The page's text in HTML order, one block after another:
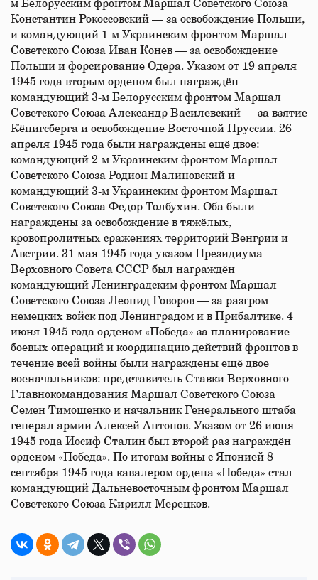
м Белорусским фронтом Маршал Советского Союза
Константин Рокоссовский — за освобождение Польши,
и командующий 1-м Украинским фронтом Маршал
Советского Союза Иван Конев — за освобождение
Польши и форсирование Одера. Указом от 19 апреля
1945 года вторым орденом был награждён
командующий 3-м Белорусским фронтом Маршал
Советского Союза Александр Василевский — за взятие
Кёнигсберга и освобождение Восточной Пруссии. 26
апреля 1945 года были награждены ещё двое:
командующий 2-м Украинским фронтом Маршал
Советского Союза Родион Малиновский и
командующий 3-м Украинским фронтом Маршал
Советского Союза Федор Толбухин. Оба были
награждены за освобождение в тяжёлых,
кровопролитных сражениях территорий Венгрии и
Австрии. 31 мая 1945 года указом Президиума
Верховного Совета СССР был награждён
командующий Ленинградским фронтом Маршал
Советского Союза Леонид Говоров — за разгром
немецких войск под Ленинградом и в Прибалтике. 4
июня 1945 года орденом «Победа» за планирование
боевых операций и координацию действий фронтов в
течение всей войны были награждены ещё двое
военачальников: представитель Ставки Верховного
Главнокомандования Маршал Советского Союза
Семен Тимошенко и начальник Генерального штаба
генерал армии Алексей Антонов. Указом от 26 июня
1945 года Иосиф Сталин был второй раз награждён
орденом «Победа». По итогам войны с Японией 8
сентября 1945 года кавалером ордена «Победа» стал
командующий Дальневосточным фронтом Маршал
Советского Союза Кирилл Мерецков.